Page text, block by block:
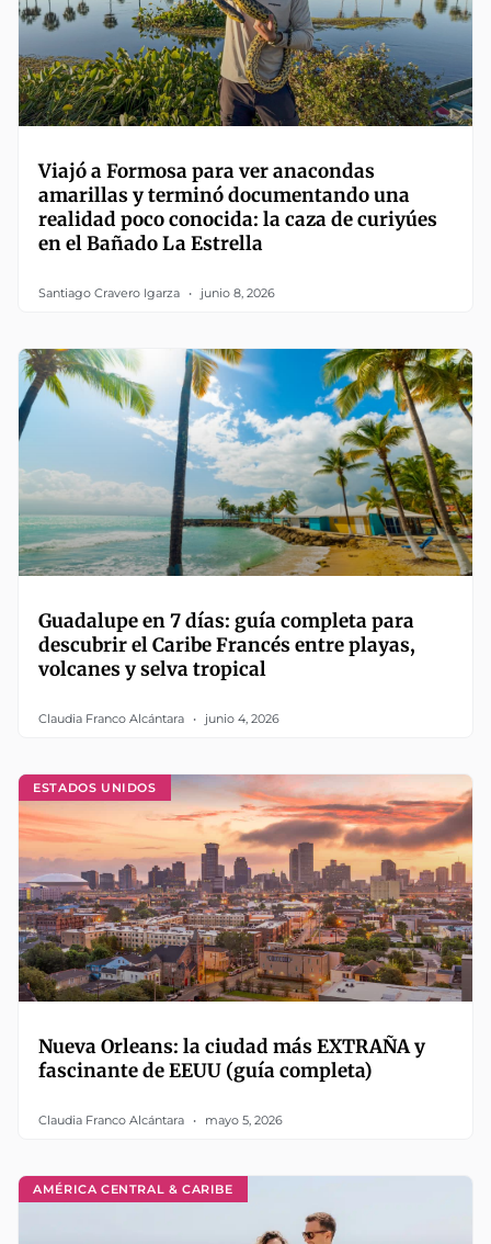
Viajó a Formosa para ver anacondas
amarillas y terminó documentando una
realidad poco conocida: la caza de curiyúes
en el Bañado La Estrella
Santiago Cravero Igarza junio 8, 2026
Guadalupe en 7 días: guía completa para
descubrir el Caribe Francés entre playas,
volcanes y selva tropical
Claudia Franco Alcántara junio 4, 2026
ESTADOS UNIDOS
Nueva Orleans: la ciudad más EXTRAÑA y
fascinante de EEUU (guía completa)
Claudia Franco Alcántara mayo 5, 2026
AMÉRICA CENTRAL & CARIBE